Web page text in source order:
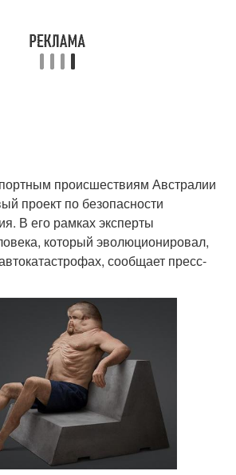
происшествиям Австралии
проект по безопасности
В его рамках эксперты
который эволюционировал,
сообщает пресс-